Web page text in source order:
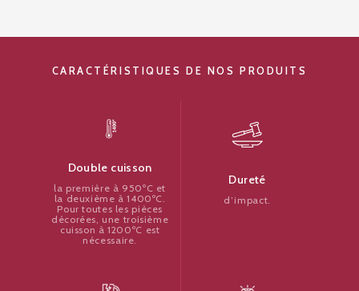
CARACTÉRISTIQUES DE NOS PRODUITS
Double cuisson
la première à 950ºC et
la deuxième à 1400ºC.
Pour toutes les pièces
décorées, une troisième
cuisson à 1200ºC est
nécessaire.
Dureté
d’impact.